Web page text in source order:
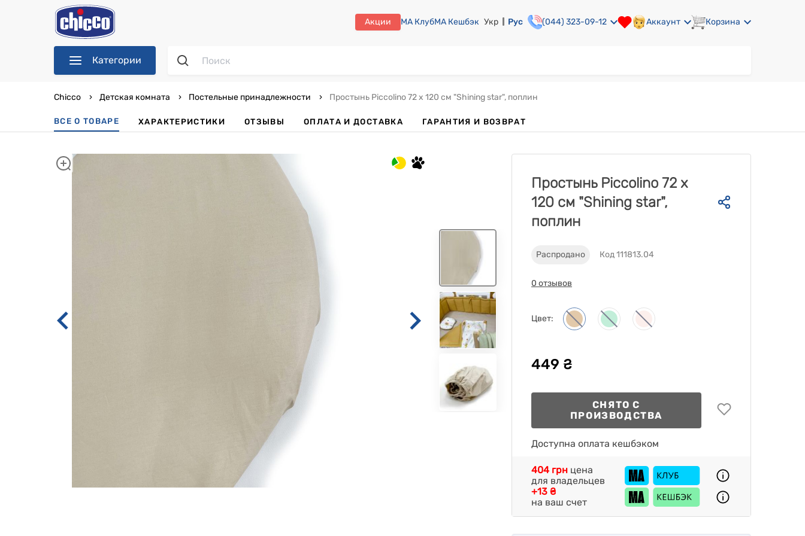
Акции МА КлубМА Кешбэк Укр Рус (044) 323-09-12 Аккаунт Корзина
Категории
Chicco Детская комната Постельные принадлежности Простынь Piccolino 72 х 120 см "Shining star", поплин
ВСЕ О ТОВАРЕ ХАРАКТЕРИСТИКИ ОТЗЫВЫ ОПЛАТА И ДОСТАВКА ГАРАНТИЯ И ВОЗВРАТ
Простынь Piccolino 72 х
120 см "Shining star",
поплин
Распродано Код 111813.04
0 отзывов
Цвет:
449 ₴
СНЯТО С
ПРОИЗВОДСТВА
Доступна оплата кешбэком
+13 ₴
на ваш счет
404 грн цена
для владельцев